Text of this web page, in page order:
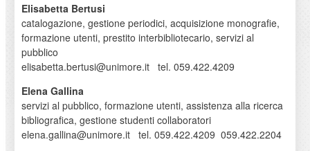
Elisabetta Bertusi
catalogazione, gestione periodici, acquisizione monografie,
formazione utenti, prestito interbibliotecario, servizi al
pubblico
elisabetta.bertusi@unimore.it tel. 059.422.4209
Elena Gallina
servizi al pubblico, formazione utenti, assistenza alla ricerca
bibliografica, gestione studenti collaboratori
elena.gallina@unimore.it tel. 059.422.4209 059.422.2204